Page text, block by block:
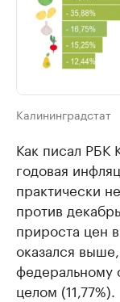
Калининградстат
Как писал РБК
годовая
практически
против
прироста цен
оказался
федеральному
целом (11,77%).